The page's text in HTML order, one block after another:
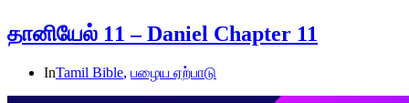
தானியேல் 11 – Daniel Chapter 11
InTamil Bible, பழைய ஏற்பாடு